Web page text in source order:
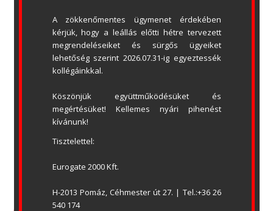
általunk gyártott és forgalmazott
termékekkel. Szeretettel várjuk cégünk
pomázi telephelyén megvalósult új
bemutatótermünkben!
Torlift tolómotorok
A kiváló minőségű Torlift márkacsaládunk
választékát kiugróan kedvező áru 600 és
1500N-os tolómotorokkal bővítettük,
kapcsolatot központi elérhetőségeink
A zökkenőmentes ügymenet érdekében
kérjük, hogy a leállás előtti hétre tervezett
megrendeléseiket és sürgős ügyeiket
lehetőség szerint 2026.07.31-ig egyeztessék
kollégáinkkal.
Köszönjük együttműködésüket és
megértésüket! Kellemes nyári pihenést
kívánunk!
Tisztelettel:
Eurogate 2000 Kft.
H-2013 Pomáz, Céhmester út 27. | Tel.:+36 26
540 174